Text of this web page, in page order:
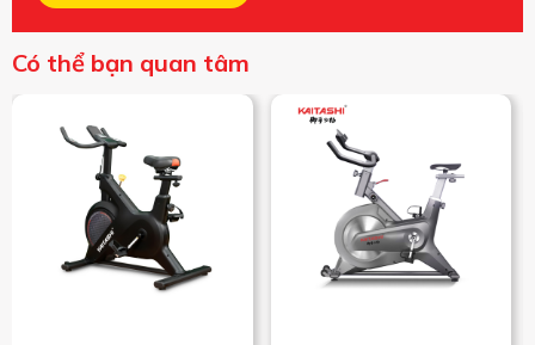
Có thể bạn quan tâm